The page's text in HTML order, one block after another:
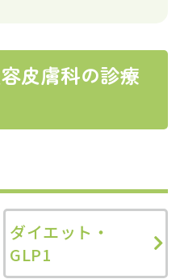
皮膚科の診療
ダイエット・
GLP1